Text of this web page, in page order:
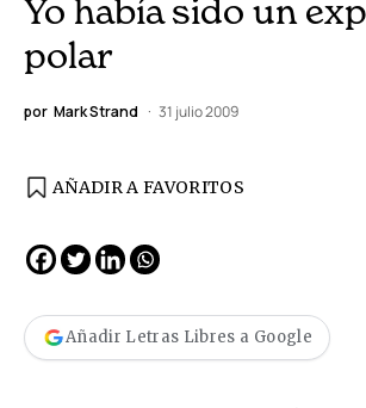
Yo había sido un
polar
por Mark Strand 31 julio 2009
AÑADIR A FAVORITOS
Añadir Letras Libres a Google